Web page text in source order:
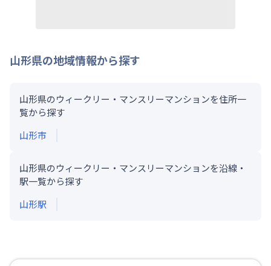
山形県の地域情報から探す
山形県のウィークリー・マンスリーマンションを住所一
覧から探す
山形市
山形県のウィークリー・マンスリーマンションを沿線・
駅一覧から探す
山形駅